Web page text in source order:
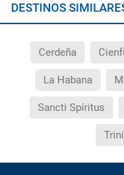
DESTINOS
Cerdeña
La Habana
Sancti Spíritus